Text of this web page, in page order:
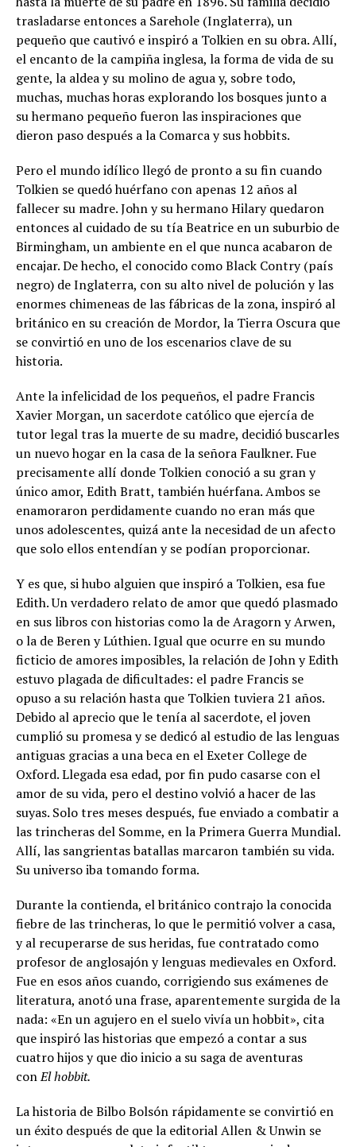
trasladarse entonces a Sarehole (Inglaterra), un
pequeño que cautivó e inspiró a Tolkien en su obra. Allí,
el encanto de la campiña inglesa, la forma de vida de su
gente, la aldea y su molino de agua y, sobre todo,
muchas, muchas horas explorando los bosques junto a
su hermano pequeño fueron las inspiraciones que
dieron paso después a la Comarca y sus hobbits.
Pero el mundo idílico llegó de pronto a su fin cuando
Tolkien se quedó huérfano con apenas 12 años al
fallecer su madre. John y su hermano Hilary quedaron
entonces al cuidado de su tía Beatrice en un suburbio de
Birmingham, un ambiente en el que nunca acabaron de
encajar. De hecho, el conocido como Black Contry (país
negro) de Inglaterra, con su alto nivel de polución y las
enormes chimeneas de las fábricas de la zona, inspiró al
británico en su creación de Mordor, la Tierra Oscura que
se convirtió en uno de los escenarios clave de su
historia.
Ante la infelicidad de los pequeños, el padre Francis
Xavier Morgan, un sacerdote católico que ejercía de
tutor legal tras la muerte de su madre, decidió buscarles
un nuevo hogar en la casa de la señora Faulkner. Fue
precisamente allí donde Tolkien conoció a su gran y
único amor, Edith Bratt, también huérfana. Ambos se
enamoraron perdidamente cuando no eran más que
unos adolescentes, quizá ante la necesidad de un afecto
que solo ellos entendían y se podían proporcionar.
Y es que, si hubo alguien que inspiró a Tolkien, esa fue
Edith. Un verdadero relato de amor que quedó plasmado
en sus libros con historias como la de Aragorn y Arwen,
o la de Beren y Lúthien. Igual que ocurre en su mundo
ficticio de amores imposibles, la relación de John y Edith
estuvo plagada de dificultades: el padre Francis se
opuso a su relación hasta que Tolkien tuviera 21 años.
Debido al aprecio que le tenía al sacerdote, el joven
cumplió su promesa y se dedicó al estudio de las lenguas
antiguas gracias a una beca en el Exeter College de
Oxford. Llegada esa edad, por fin pudo casarse con el
amor de su vida, pero el destino volvió a hacer de las
suyas. Solo tres meses después, fue enviado a combatir a
las trincheras del Somme, en la Primera Guerra Mundial.
Allí, las sangrientas batallas marcaron también su vida.
Su universo iba tomando forma.
Durante la contienda, el británico contrajo la conocida
fiebre de las trincheras, lo que le permitió volver a casa,
y al recuperarse de sus heridas, fue contratado como
profesor de anglosajón y lenguas medievales en Oxford.
Fue en esos años cuando, corrigiendo sus exámenes de
literatura, anotó una frase, aparentemente surgida de la
nada: «En un agujero en el suelo vivía un hobbit», cita
que inspiró las historias que empezó a contar a sus
cuatro hijos y que dio inicio a su saga de aventuras
conEl hobbit.
La historia de Bilbo Bolsón rápidamente se convirtió en
un éxito después de que la editorial Allen & Unwin se